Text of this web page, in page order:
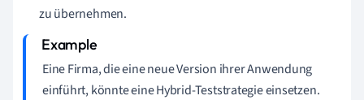
zu übernehmen.
Eine Firma, die eine neue Version ihrer Anwendung
einführt, könnte eine Hybrid-Teststrategie einsetzen.